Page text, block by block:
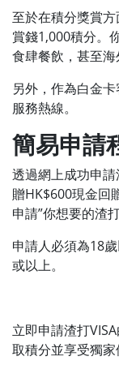
至於在積分獎賞
賞錢1,000積分。
食肆餐飲，甚至海
另外，作為白金
服務熱線。
簡易申請
透過網上成功申
贈HK$600現金回
申請”你想要的渣
申請人必須為18
或以上。
立即申請渣打
取積分並享受獨家